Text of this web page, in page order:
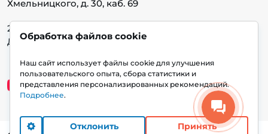
Хмельницкого, д. 30, каб. 69
220140, Республика Беларусь, г. Минск, ул.
Домбровская, д. 9, каб. 13.1.1
Обработка файлов cookie
Наш сайт использует файлы cookie для улучшения
пользовательского опыта, сбора статистики и
представления персонализированных рекомендаций.
Подробнее.